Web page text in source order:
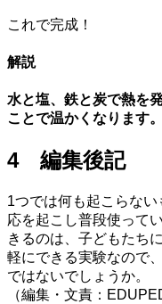
これで完成！
解説
水と塩、鉄と炭で熱を
ことで温かくなります。
4 編集後記
1つでは何も起こらな
応を起こし普段使って
きるのは、子どもたち
軽にできる実験なので
ではないでしょうか。
（編集・文責：